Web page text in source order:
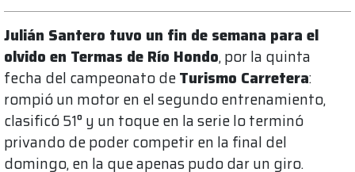
Julián Santero tuvo un fin de semana para el
olvido en Termas de Río Hondo, por la quinta
fecha del campeonato deTurismo Carretera:
rompió un motor en el segundo entrenamiento,
clasificó 51° y un toque en la serie lo terminó
privando de poder competir en la final del
domingo, en la que apenas pudo dar un giro.